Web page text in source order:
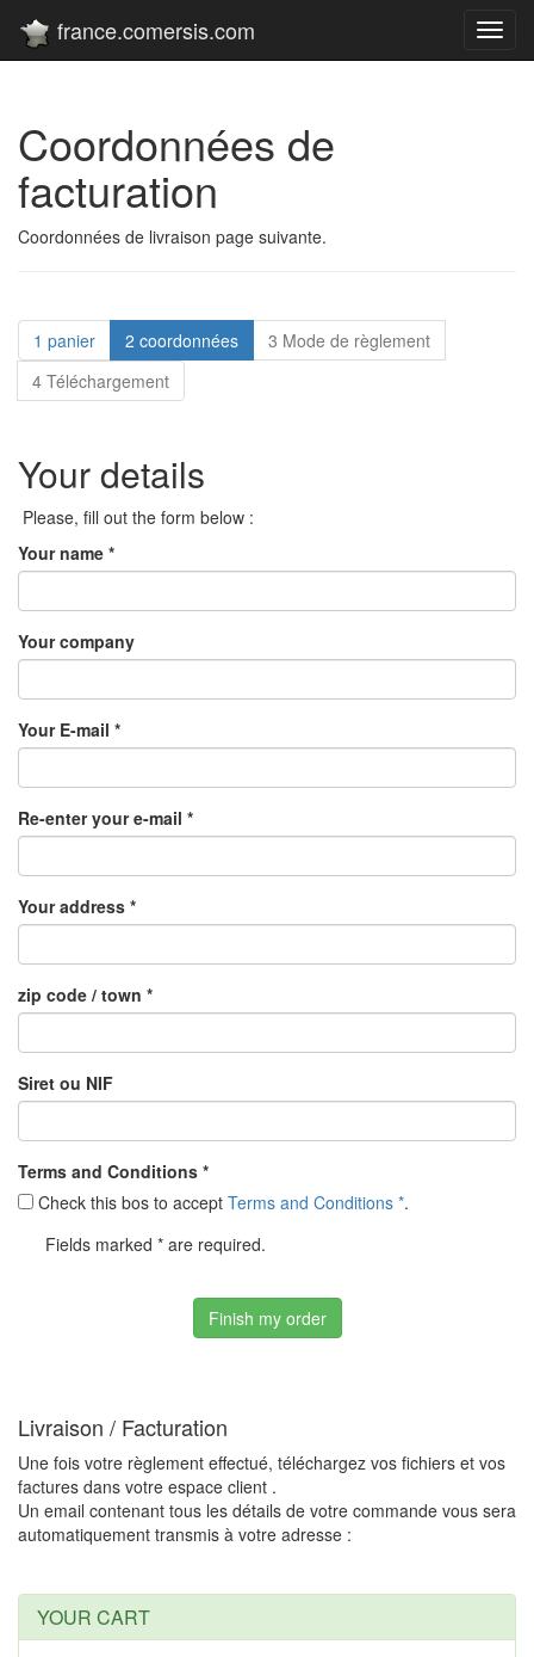
france.comersis.com
Coordonnées de
facturation
Coordonnées de livraison page suivante.
1 panier 2 coordonnées
3 Mode de règlement
4 Téléchargement
Your details
Please, fill out the form below :
Your name *
Your company
Your E-mail *
Re-enter your e-mail *
Your address *
zip code / town *
Siret ou NIF
Terms and Conditions *
Check this bos to accept Terms and Conditions *.
Fields marked * are required.
Livraison / Facturation
Une fois votre règlement effectué, téléchargez vos fichiers et vos
factures dans votre espace client .
Un email contenant tous les détails de votre commande vous sera
automatiquement transmis à votre adresse :
YOUR CART